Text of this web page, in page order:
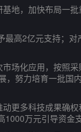
地，加快布局一批
高2亿元支持；对
场化应用，按照采
，努力培育一批国
更多科技成果确
万元引导资金支